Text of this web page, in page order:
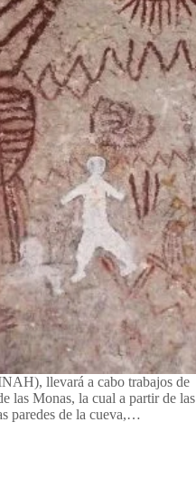
llevará a cabo trabajos de
las Monas, la cual a partir de las
paredes de la cueva,…